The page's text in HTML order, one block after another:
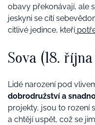
obavy překonávají, ale
jeskyni se cítí
citlivé jedince, kteří
Sova (18.
Lidé narození pod
dobrodružství a
projekty, jsou to rození
a chtějí uspět, což se